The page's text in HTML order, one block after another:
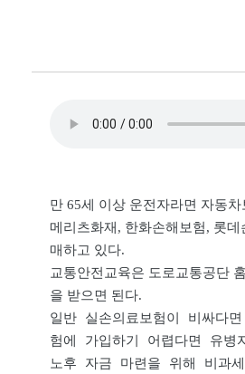
만 65세 이상 운전자라면 자동
메리츠화재, 한화손해보험, 롯
매하고 있다.
교통안전교육은 도로교통공단
을 받으면 된다.
일반 실손의료보험이 비싸다
험에 가입하기 어렵다면 유
노후 자금 마련을 위해 비과